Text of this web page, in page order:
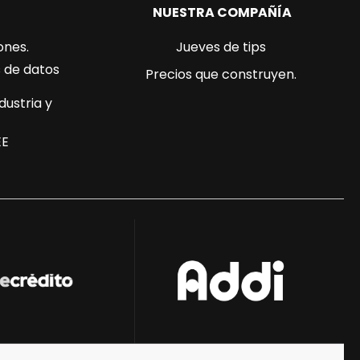
datos
y
NUESTRA COMPAÑÍA
Jueves de tips
Precios que construyen.